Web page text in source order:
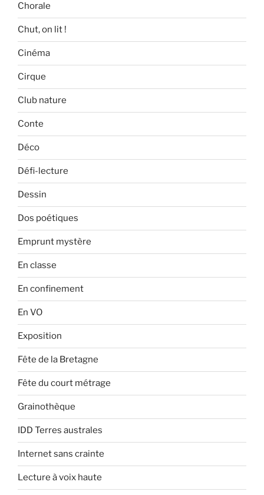
Chorale
Chut, on lit !
Cinéma
Cirque
Club nature
Conte
Déco
Défi-lecture
Dessin
Dos poétiques
Emprunt mystère
En classe
En confinement
En VO
Exposition
Fête de la Bretagne
Fête du court métrage
Grainothèque
IDD Terres australes
Internet sans crainte
Lecture à voix haute